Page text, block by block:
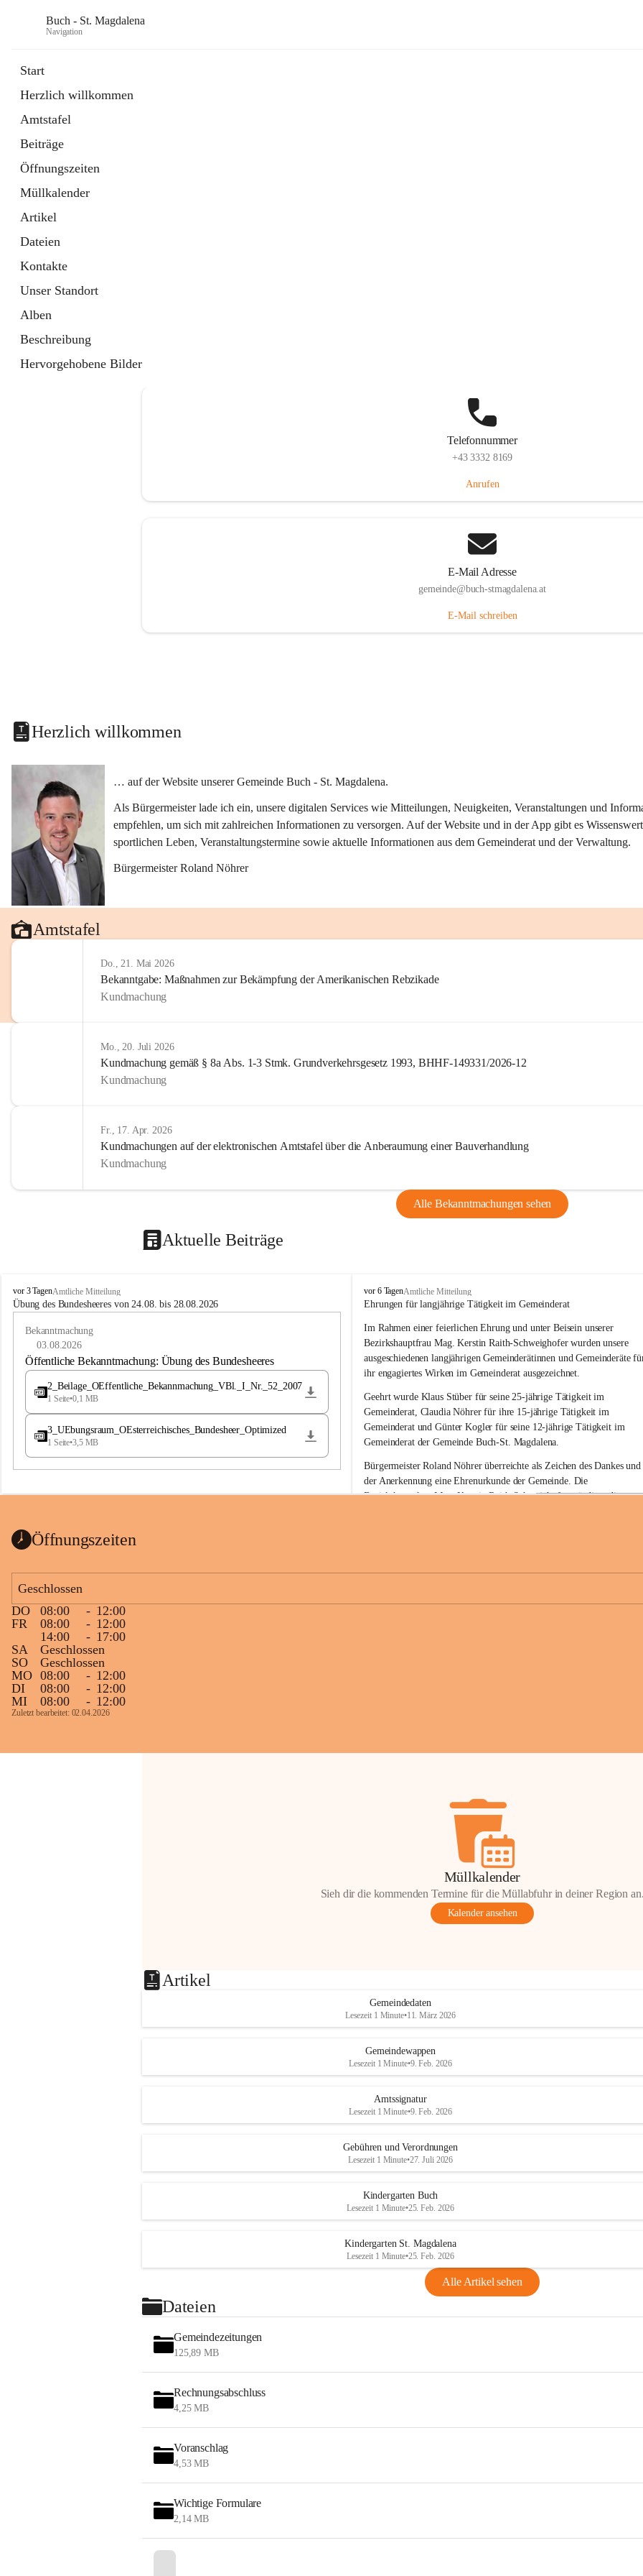
Buch - St. Magdalena
Navigation
Start
Herzlich willkommen
Amtstafel
Beiträge
Öffnungszeiten
Müllkalender
Artikel
Dateien
Kontakte
Unser Standort
Alben
Beschreibung
Hervorgehobene Bilder
Telefonnummer
+43 3332 8169
Anrufen
E-Mail Adresse
gemeinde@buch-stmagdalena.at
E-Mail schreiben
Herzlich willkommen
… auf der Website unserer Gemeinde Buch - St. Magdalena.
Als Bürgermeister lade ich ein, unsere digitalen Services wie Mitteilungen, Neuigkeiten, Veranstaltungen und
empfehlen, um sich mit zahlreichen Informationen zu versorgen. Auf der Website und in der App gibt es
sportlichen Leben, Veranstaltungstermine sowie aktuelle Informationen aus dem Gemeinderat und der Verwaltung.
Bürgermeister Roland Nöhrer
Amtstafel
Do., 21. Mai 2026
Bekanntgabe: Maßnahmen zur Bekämpfung der Amerikanischen Rebzikade
Kundmachung
Mo., 20. Juli 2026
Kundmachung gemäß § 8a Abs. 1-3 Stmk. Grundverkehrsgesetz 1993, BHHF-149331/2026-12
Kundmachung
Fr., 17. Apr. 2026
Kundmachungen auf der elektronischen Amtstafel über die Anberaumung einer Bauverhandlung
Kundmachung
Alle Bekanntmachungen sehen
Aktuelle Beiträge
B
u
e
a
vor 3 TagenAmtliche Mitteilung
Übung des Bundesheeres von 24.08. bis 28.08.2026
Bekanntmachung
03.08.2026
Öffentliche Bekanntmachung: Übung des Bundesheeres
2_Beilage_OEffentliche_Bekannmachung_VBl._I_Nr._52_2007
1 Seite•0,1 MB
3_UEbungsraum_OEsterreichisches_Bundesheer_Optimized
1 Seite•3,5 MB
B
u
h
-
S
t
M
a
g
d
a
l
e
n
a
vor 6 TagenAmtliche Mitteilung
Ehrungen für langjährige Tätigkeit im Gemeinderat
Im Rahmen einer feierlichen Ehrung und unter Beisein unserer
Bezirkshauptfrau Mag. Kerstin Raith-Schweighofer wurden unsere
ausgeschiedenen langjährigen Gemeinderätinnen und Gemeinderäte
ihr engagiertes Wirken im Gemeinderat ausgezeichnet.
Geehrt wurde Klaus Stüber für seine 25-jährige Tätigkeit im
Gemeinderat, Claudia Nöhrer für ihre 15-jährige Tätigkeit im
Gemeinderat und Günter Kogler für seine 12-jährige Tätigkeit im
Gemeinderat der Gemeinde Buch-St. Magdalena.
Bürgermeister Roland Nöhrer überreichte als Zeichen des Dankes und
der Anerkennung eine Ehrenurkunde der Gemeinde. Die
Bezirkshauptfrau Mag. Kerstin Raith-Schweighofer würdigte die
+6
Öffnungszeiten
Geschlossen
DO
08:00 - 12:00
FR
08:00 - 12:00
14:00
- 17:00
SA
Geschlossen
SO
Geschlossen
MO 08:00 - 12:00
DI
08:00 - 12:00
MI
08:00 - 12:00
Zuletzt bearbeitet: 02.04.2026
Müllkalender
Sieh dir die kommenden Termine für die Müllabfuhr in deiner Region an.
Kalender ansehen
Artikel
Gemeindedaten
Lesezeit 1 Minute•11. März 2026
Gemeindewappen
Lesezeit 1 Minute•9. Feb. 2026
Amtssignatur
Lesezeit 1 Minute•9. Feb. 2026
Gebühren und Verordnungen
Lesezeit 1 Minute•27. Juli 2026
Kindergarten Buch
Lesezeit 1 Minute•25. Feb. 2026
Kindergarten St. Magdalena
Lesezeit 1 Minute•25. Feb. 2026
Alle Artikel sehen
Dateien
Gemeindezeitungen
125,89 MB
Rechnungsabschluss
4,25 MB
Voranschlag
4,53 MB
Wichtige Formulare
2,14 MB